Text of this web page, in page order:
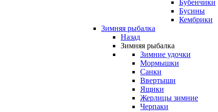
Бубенчики
Бусины
Кембрики
Зимняя рыбалка
Назад
Зимняя рыбалка
Зимние удочки
Мормышки
Санки
Ввертыши
Ящики
Жерлицы зимние
Черпаки